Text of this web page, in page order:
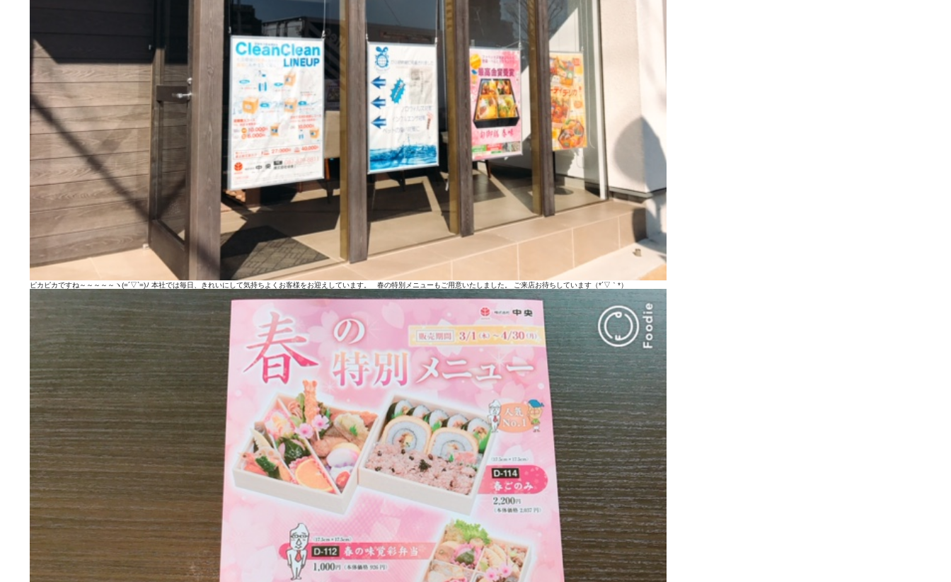
ピカピカですね～～～～～ヽ(=´▽`=)ﾉ 本社では毎日、きれいにして気持ちよくお客様をお迎えしています。 春の特別メニューもご用意いたしました。 ご来店お待ちしています（*´▽｀*）